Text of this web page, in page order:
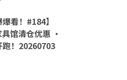
看！#184】
馆清仓优惠 ·
！20260703